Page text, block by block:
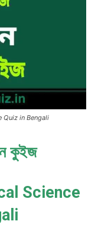
Quiz in Bengali
কুইজ
Science